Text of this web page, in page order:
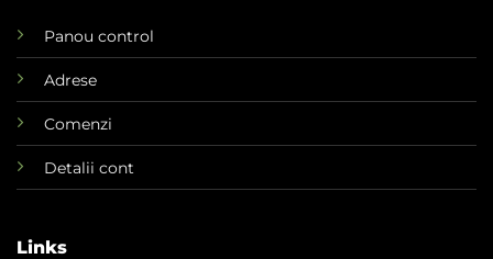
Panou control
Adrese
Comenzi
Detalii cont
Links